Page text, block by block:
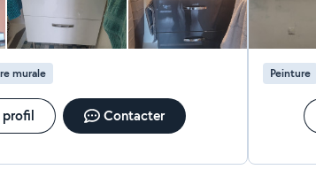
murale
profil Contacter
Peinture